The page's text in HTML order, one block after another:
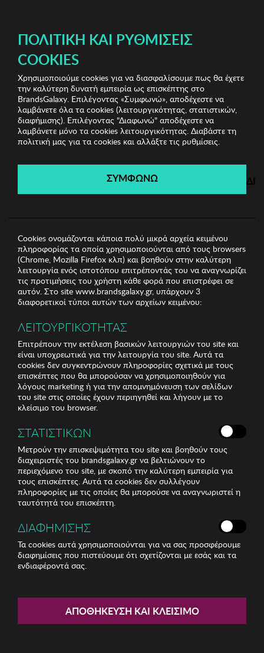
Wall & Sofa Accessories Ριχτάρια
Ριχτάρι 180 x
300cm Coverest
Wall & Sofa Accessories
Λήγει σε: 04ημέρες | 15ώρες 53λεπτά 44δευτ.
Ριχτάρι 180 x 300cm Coverest
ΠΟΛΙΤΙΚΉ ΚΑΙ ΡΥΘΜΊΣΕΙΣ
COOKIES
Χρησιμοποιούμε cookies για να διασφαλίσουμε πως θα έχετε
την καλύτερη δυνατή εμπειρία ως επισκέπτης στο
BrandsGalaxy. Επιλέγοντας «Συμφωνώ», αποδέχεστε να
λαμβάνετε όλα τα cookies (λειτουργικότητας, στατιστικών,
διαφήμισης). Επιλέγοντας "Διαφωνώ" αποδέχεστε να
λαμβάνετε μόνο τα cookies λειτουργικότητας. Διαβάστε τη
πολιτική μας για τα cookies και αλλάξτε τις ρυθμίσεις.
ΣΥΜΦΩΝΩ
Cookies ονομάζονται κάποια πολύ μικρά αρχεία κειμένου
πληροφορίας τα οποία χρησιμοποιούνται από τους browsers
(Chrome, Mozilla Firefox κλπ) και βοηθούν στην καλύτερη
λειτουργία ενός ιστοτόπου επιτρέποντάς του να αναγνωρίζει
τις προτιμήσεις του χρήστη κάθε φορά που επιστρέφει σε
αυτόν. Στο site www.brandsgalaxy.gr, υπάρχουν 3
διαφορετικοί τύποι αυτών των αρχείων κειμένου:
ΛΕΙΤΟΥΡΓΙΚΟΤΗΤΑΣ
Επιτρέπουν την εκτέλεση βασικών λειτουργιών του site και
είναι υποχρεωτικά για την λειτουργία του site. Αυτά τα
cookies δεν συγκεντρώνουν πληροφορίες σχετικά με τους
επισκέπτες που θα μπορούσαν να χρησιμοποιηθούν για
λόγους marketing ή για την απομνημόνευση των σελίδων
του site στις οποίες έχουν περιηγηθεί και λήγουν με το
κλείσιμο του browser.
ΣΤΑΤΙΣΤΙΚΩΝ
Μετρούν την επισκεψιμότητα του site και βοηθούν τους
διαχειριστές του brandsgalaxy.gr να βελτιώνουν το
περιεχόμενο του site, με σκοπό την καλύτερη εμπειρία για
τους επισκέπτες. Αυτά τα cookies δεν συλλέγουν
πληροφορίες με τις οποίες θα μπορούσε να αναγνωριστεί η
ταυτότητά του επισκέπτη.
ΔΙΑΦΗΜΙΣΗΣ
Τα cookies αυτά χρησιμοποιούνται για να σας προσφέρουμε
διαφημίσεις που πιστεύουμε ότι σχετίζονται με εσάς και τα
ενδιαφέροντά σας.
ΑΠΟΘΉΚΕΥΣΗ ΚΑΙ ΚΛΕΊΣΙΜΟ